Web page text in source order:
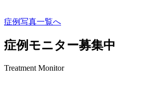
症例写真一覧へ
症例モニター募集中
Treatment Monitor